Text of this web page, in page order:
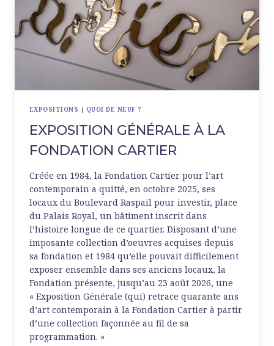
EXPOSITIONS | QUOI DE NEUF ?
EXPOSITION GÉNÉRALE À LA
FONDATION CARTIER
Créée en 1984, la Fondation Cartier pour l’art
contemporain a quitté, en octobre 2025, ses
locaux du Boulevard Raspail pour investir, place
du Palais Royal, un bâtiment inscrit dans
l’histoire longue de ce quartier. Disposant d’une
imposante collection d’oeuvres acquises depuis
sa fondation et 1984 qu’elle pouvait difficilement
exposer ensemble dans ses anciens locaux, la
Fondation présente, jusqu’au 23 août 2026, une
« Exposition Générale (qui) retrace quarante ans
d’art contemporain à la Fondation Cartier à partir
d’une collection façonnée au fil de sa
programmation. »